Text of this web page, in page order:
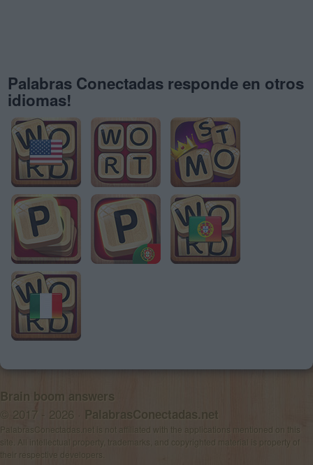
Palabras Conectadas responde en otros
idiomas!
Brain boom answers
© 2017 - 2026 · PalabrasConectadas.net
PalabrasConectadas.net is not affiliated with the applications mentioned on this
site. All intellectual property, trademarks, and copyrighted material is property of